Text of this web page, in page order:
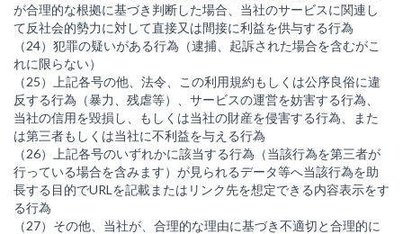
が合理的な根拠に基づき判断した場合、当社のサービスに関連し
て反社会的勢力に対して直接又は間接に利益を供与する行為
（24）犯罪の疑いがある行為（逮捕、起訴された場合を含むがこ
れに限らない）
（25）上記各号の他、法令、この利用規約もしくは公序良俗に違
反する行為（暴力、残虐等）、サービスの運営を妨害する行為、
当社の信用を毀損し、もしくは当社の財産を侵害する行為、また
は第三者もしくは当社に不利益を与える行為
（26）上記各号のいずれかに該当する行為（当該行為を第三者が
行っている場合を含みます）が見られるデータ等へ当該行為を助
長する目的でURLを記載またはリンク先を想定できる内容表示をす
る行為
（27）その他、当社が、合理的な理由に基づき不適切と合理的に